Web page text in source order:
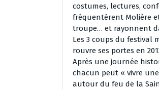
costumes, lectures,
fréquentèrent Molière
troupe… et rayonnent
Les 3 coups du festival
rouvre ses portes en
Après une journée
chacun peut « vivre
autour du feu de la